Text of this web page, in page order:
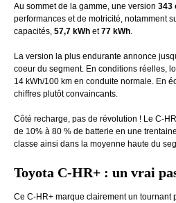
Au sommet de la gamme, une version 343
performances et de motricité, notamment
capacités, 57,7 kWh et77 kWh
La version la plus endurante annonce
coeur du segment. En conditions réelles,
14 kWh/100 km en conduite normale. En
chiffres plutôt convaincants.
Côté recharge, pas de révolution ! Le C-
de 10% à 80 % de batterie en une
classe ainsi dans la moyenne haute du
Toyota C-HR+ : un vrai
Ce C-HR+ marque clairement un tournant